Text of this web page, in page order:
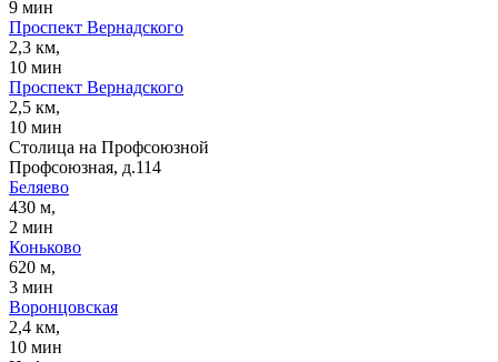
9 мин
Проспект Вернадского
2,3 км,
10 мин
Проспект Вернадского
2,5 км,
10 мин
Столица на Профсоюзной
Профсоюзная, д.114
Беляево
430 м,
2 мин
Коньково
620 м,
3 мин
Воронцовская
2,4 км,
10 мин